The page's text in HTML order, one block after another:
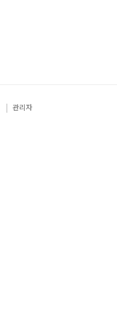
관리자